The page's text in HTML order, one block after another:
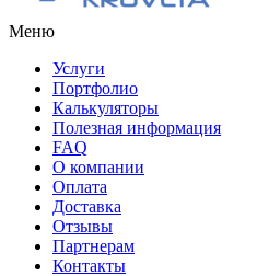
Меню
Услуги
Портфолио
Калькуляторы
Полезная информация
FAQ
О компании
Оплата
Доставка
Отзывы
Партнерам
Контакты